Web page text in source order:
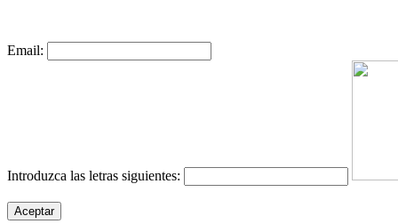
Email:
Introduzca las letras siguientes: